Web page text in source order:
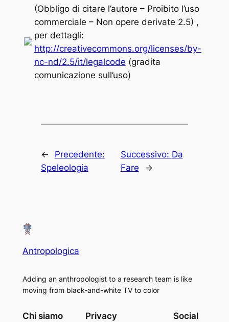
(Obbligo di citare l’autore – Proibito l’uso
commerciale – Non opere derivate 2.5) ,
per dettagli:
http://creativecommons.org/licenses/by-
nc-nd/2.5/it/legalcode (gradita
comunicazione sull’uso)
←
Precedente:
Speleologia
Successivo: Da
Fare
→
Antropologica
Adding an anthropologist to a research team is like
moving from black-and-white TV to color
Chi siamo Privacy Social